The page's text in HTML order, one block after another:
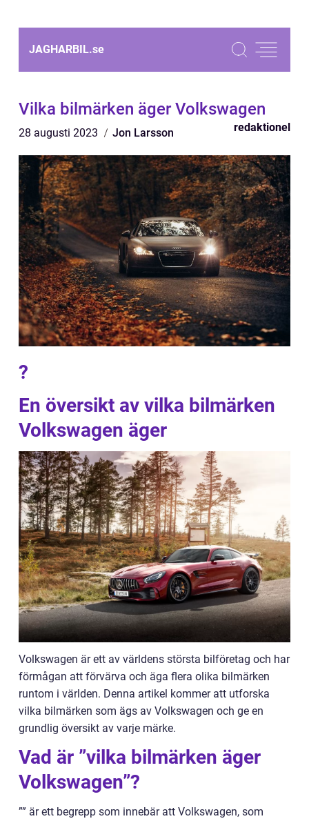
JAGHARBIL.se
Vilka bilmärken äger Volkswagen
28 augusti 2023 Jon Larsson redaktionel
?
En översikt av vilka bilmärken
Volkswagen äger
Volkswagen är ett av världens största bilföretag och har
förmågan att förvärva och äga flera olika bilmärken
runtom i världen. Denna artikel kommer att utforska
vilka bilmärken som ägs av Volkswagen och ge en
grundlig översikt av varje märke.
Vad är ”vilka bilmärken äger
Volkswagen”?
”” är ett begrepp som innebär att Volkswagen, som